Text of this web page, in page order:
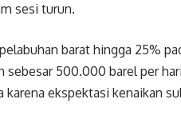
sesi turun.
barat hingga 25%
sebesar 500.000 barel per
ekspektasi kenaikan